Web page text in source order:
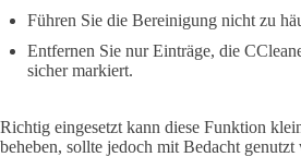
Führen Sie die Bereinigung nicht zu
Entfernen Sie nur Einträge, die
sicher markiert.
Richtig eingesetzt kann diese Funktion
beheben, sollte jedoch mit Bedacht genutzt